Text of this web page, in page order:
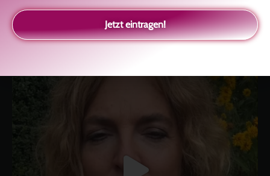
Selbstliebe, Aussöhnung mit der Kindheit, Potenzial entfalten,
glückliche Beziehung-The Master Key Asha und Marie-Luise
SisterloveJetzt eintragen!